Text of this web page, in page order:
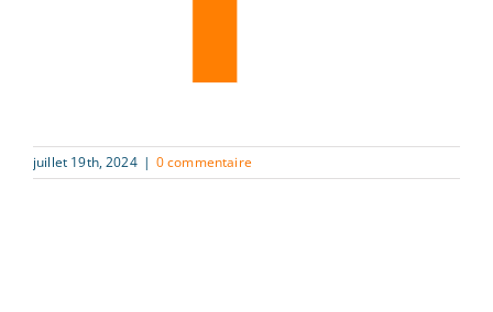
juillet 19th, 2024 | 0 commentaire